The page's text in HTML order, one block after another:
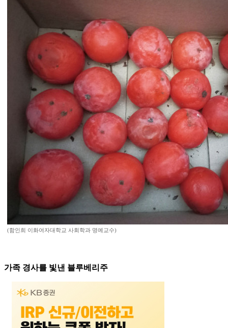
(함인희 이화여자대학교 사회학과 명예교수)
가족 경사를 빛낸 블루베리주